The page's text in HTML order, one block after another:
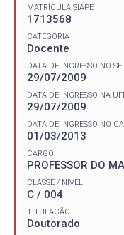
MATRÍCULA SIAPE
1713568
CATEGORIA
Docente
DATA DE INGRESSO NO
29/07/2009
DATA DE INGRESSO NA
29/07/2009
DATA DE INGRESSO NO
01/03/2013
CARGO
PROFESSOR DO
CLASSE / NÍVEL
C / 004
TITULAÇÃO
Doutorado